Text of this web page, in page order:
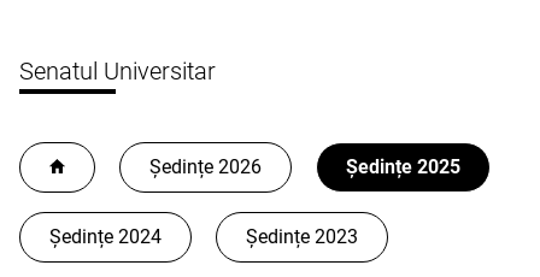
Senatul Universitar
Ședințe 2026 Ședințe 2025
Ședințe 2024 Ședințe 2023